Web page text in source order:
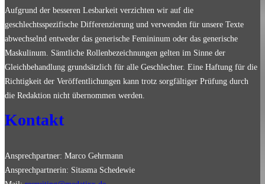
Aufgrund der besseren Lesbarkeit verzichten wir auf die
geschlechtsspezifische Differenzierung und verwenden für unsere Texte
abwechselnd entweder das generische Femininum oder das generische
Maskulinum. Sämtliche Rollenbezeichnungen gelten im Sinne der
Gleichbehandlung grundsätzlich für alle Geschlechter. Eine Haftung für die
Richtigkeit der Veröffentlichungen kann trotz sorgfältiger Prüfung durch
die Redaktion nicht übernommen werden.
Kontakt
Ansprechpartner: Marco Gehrmann
Ansprechpartnerin: Sitasma Schedewie